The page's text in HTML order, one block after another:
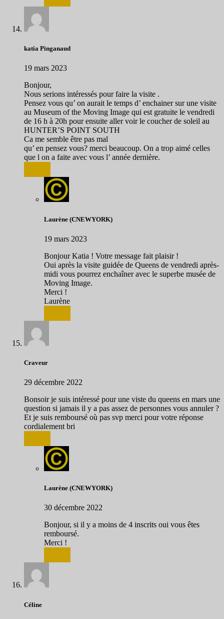
katia Pinganaud
19 mars 2023
Bonjour,
Nous serions intéressés pour faire la visite .
Pensez vous qu’ on aurait le temps d’ enchainer sur une visite
au Museum of the Moving Image qui est gratuite le vendredi
de 16 h à 20h pour ensuite aller voir le coucher de soleil au
HUNTER’S POINT SOUTH
Ca me semble être pas mal
qu’ en pensez vous? merci beaucoup. On a trop aimé celles
que l on a faite avec vous l’ année dernière.
Laurène (CNEWYORK)
19 mars 2023
Bonjour Katia ! Votre message fait plaisir !
Oui après la visite guidée de Queens de vendredi après-
midi vous pourrez enchaîner avec le superbe musée de
Moving Image.
Merci !
Laurène
Craveur
29 décembre 2022
Bonsoir je suis intéressé pour une viste du queens en mars une
question si jamais il y a pas assez de personnes vous annuler ?
Et je suis remboursé où pas svp merci pour votre réponse
cordialement bri
Laurène (CNEWYORK)
30 décembre 2022
Bonjour, si il y a moins de 4 inscrits oui vous êtes
remboursé.
Merci !
Céline